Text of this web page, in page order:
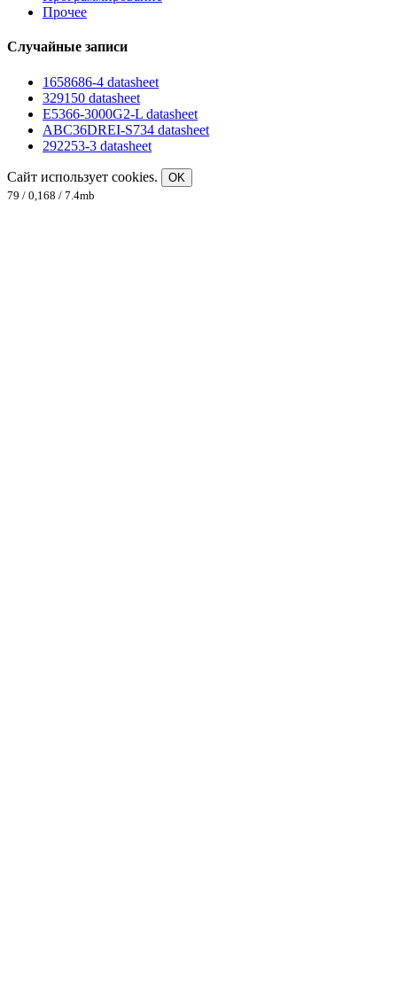
Прочее
Случайные записи
1658686-4 datasheet
329150 datasheet
E5366-3000G2-L datasheet
ABC36DREI-S734 datasheet
292253-3 datasheet
Сайт использует cookies.
OK
79 / 0,168 / 7.4mb